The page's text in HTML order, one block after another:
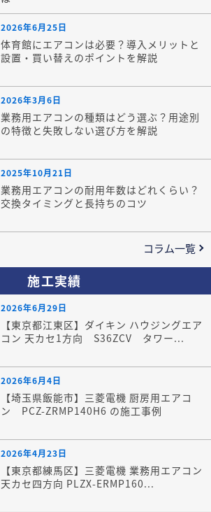
2026年6月25日
体育館にエアコンは必要？導入メリットと
設置・買い替えのポイントを解説
2026年3月6日
業務用エアコンの種類はどう選ぶ？用途別
の特徴と失敗しない選び方を解説
2025年10月21日
業務用エアコンの耐用年数はどれくらい？
交換タイミングと長持ちのコツ
コラム一覧
施工実績
2026年6月29日
【東京都江東区】ダイキン ハウジングエア
コン 天カセ1方向 S36ZCV タワー...
2026年6月4日
【埼玉県飯能市】三菱電機 厨房用エアコ
ン PCZ-ZRMP140H6 の施工事例
2026年4月23日
【東京都練馬区】三菱電機 業務用エアコン
天カセ四方向 PLZX-ERMP160...